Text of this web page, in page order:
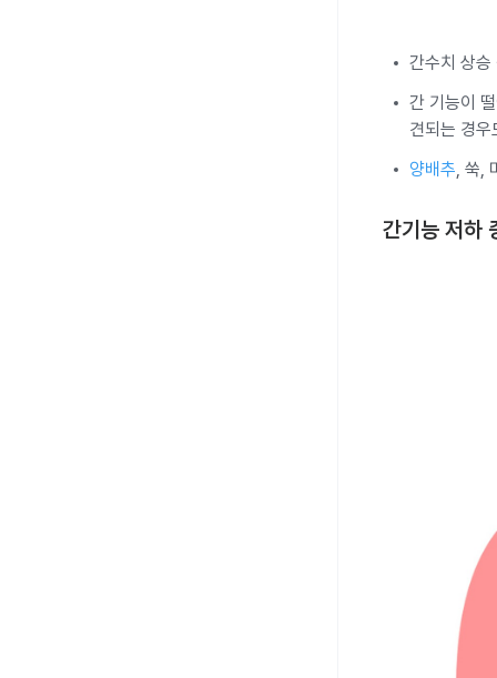
간수치 상승
간 기능이
견되는 경우
양배추, 쑥,
간기능 저하